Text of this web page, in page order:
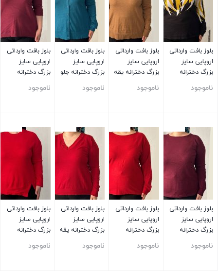
بلوز بافت وارداتی
اروپایی سایز
بزرگ دخترانه
ناموجود
بلوز بافت وارداتی
اروپایی سایز
بزرگ دخترانه یقه
ناموجود
بلوز بافت وارداتی
اروپایی سایز
بزرگ دخترانه جلو
ناموجود
بلوز بافت وارداتی
اروپایی سایز
بزرگ دخترانه
ساده زرشکی
ناموجود
بلوز بافت وارداتی
اروپایی سایز
بزرگ دخترانه
ناموجود
بلوز بافت وارداتی
اروپایی سایز
بزرگ دخترانه
ناموجود
بلوز بافت وارداتی
اروپایی سایز
بزرگ دخترانه یقه
ناموجود
بلوز بافت وارداتی
اروپایی سایز
بزرگ دخترانه
ناموجود